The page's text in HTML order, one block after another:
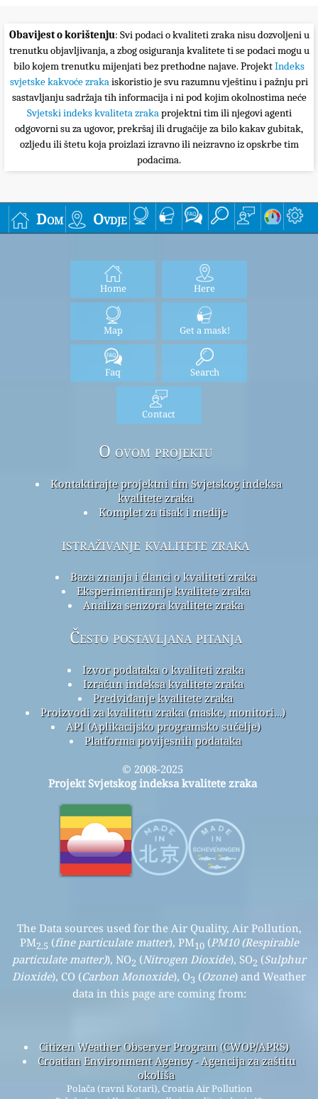
Obavijest o korištenju: Svi podaci o kvaliteti zraka nisu dozvoljeni u
trenutku objavljivanja, a zbog osiguranja kvalitete ti se podaci mogu u
bilo kojem trenutku mijenjati bez prethodne najave. ProjektIndeks
svjetske kakvoće zrakaiskoristio je svu razumnu vještinu i pažnju pri
sastavljanju sadržaja tih informacija i ni pod kojim okolnostima neće
Svjetski indeks kvaliteta zrakaprojektni tim ili njegovi agenti
odgovorni su za ugovor, prekršaj ili drugačije za bilo kakav gubitak,
ozljedu ili štetu koja proizlazi izravno ili neizravno iz opskrbe tim
podacima.
Dom Ovdje
Home Here
Map Get a mask!
Faq Search
Contact
O ovom projektu
Kontaktirajte projektni tim Svjetskog indeksa
kvalitete zraka
Komplet za tisak i medije
istraživanje kvalitete zraka
Baza znanja i članci o kvaliteti zraka
Eksperimentiranje kvalitete zraka
Analiza senzora kvalitete zraka
Često postavljana pitanja
Izvor podataka o kvaliteti zraka
Izračun indeksa kvalitete zraka
Predviđanje kvalitete zraka
Proizvodi za kvalitetu zraka (maske, monitori…)
API (Aplikacijsko programsko sučelje)
Platforma povijesnih podataka
© 2008-2025
Projekt Svjetskog indeksa kvalitete zraka
The Data sources used for the Air Quality, Air Pollution,
PM2.5 (fine particulate matter), PM10(PM10 (Respirable
particulate matter)), NO2 (Nitrogen Dioxide), SO2 (Sulphur
Dioxide), CO (Carbon Monoxide), O3 (Ozone) and Weather
data in this page are coming from:
Citizen Weather Observer Program (CWOP/APRS)
Croatian Environment Agency - Agencija za zaštitu
okoliša
Polača (ravni Kotari), Croatia Air Pollution